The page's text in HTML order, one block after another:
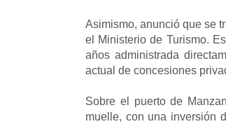
Asimismo, anunció que se
el Ministerio de Turismo.
años administrada
actual de concesiones
Sobre el puerto de
muelle, con una inversión